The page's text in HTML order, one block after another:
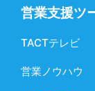
営業支援ツ
TACTテレビ
営業ノウハウ